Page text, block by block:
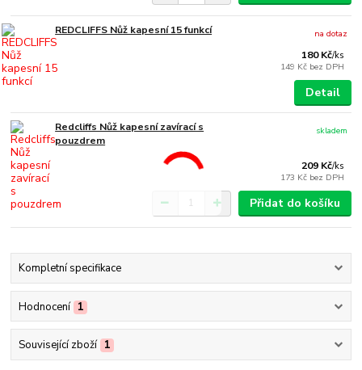
REDCLIFFS Nůž kapesní 15 funkcí
180 Kč/ks
149 Kč bez DPH
na dotaz
Detail
Redcliffs Nůž kapesní zavírací s
pouzdrem
209 Kč/ks
173 Kč bez DPH
skladem
Přidat do košíku
Kompletní specifikace
Hodnocení 1
Související zboží 1